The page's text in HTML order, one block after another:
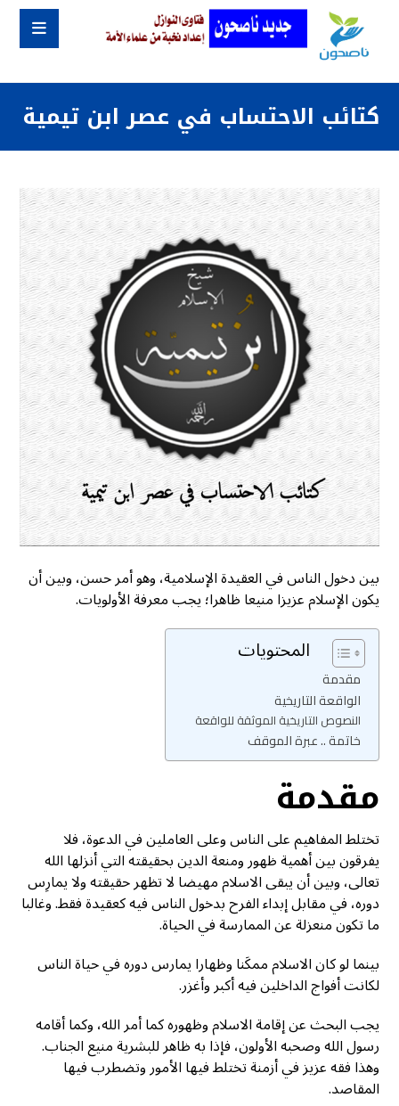
كتائب الاحتساب في عصر ابن تيمية
بين دخول الناس في العقيدة الإسلامية، وهو أمر حسن، وبين أن
يكون الإسلام عزيزا منيعا ظاهرا؛ يجب معرفة الأولويات.
المحتويات
مقدمة
الواقعة التاريخية
النصوص التاريخية الموثقة للواقعة
خاتمة .. عبرة الموقف
مقدمة
تختلط المفاهيم على الناس وعلى العاملين في الدعوة، فلا
يفرقون بين أهمية ظهور ومنعة الدين بحقيقته التي أنزلها الله
تعالى، وبين أن يبقى الاسلام مهيضا لا تظهر حقيقته ولا يمارِس
دوره، في مقابل إبداء الفرح بدخول الناس فيه كعقيدة فقط. وغالبا
ما تكون منعزلة عن الممارسة في الحياة.
بينما لو كان الاسلام ممكَنا وظهارا يمارس دوره في حياة الناس
لكانت أفواج الداخلين فيه أكبر وأغزر.
يجب البحث عن إقامة الاسلام وظهوره كما أمر الله، وكما أقامه
رسول الله وصحبه الأولون، فإذا به ظاهر للبشرية منيع الجناب.
وهذا فقه عزيز في أزمنة تختلط فيها الأمور وتضطرب فيها
المقاصد.